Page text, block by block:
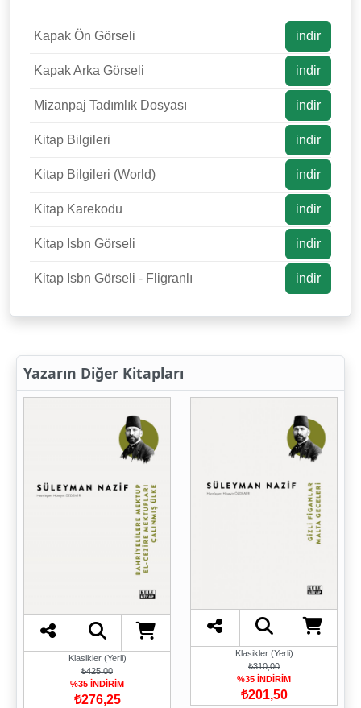
Kapak Ön Görseli indir
Kapak Arka Görseli indir
Mizanpaj Tadımlık Dosyası indir
Kitap Bilgileri indir
Kitap Bilgileri (World) indir
Kitap Karekodu indir
Kitap Isbn Görseli indir
Kitap Isbn Görseli - Fligranlı indir
Yazarın Diğer Kitapları
Klasikler (Yerli)
₺425,00
%35 İNDİRİM
₺276,25
Klasikler (Yerli)
₺310,00
%35 İNDİRİM
₺201,50